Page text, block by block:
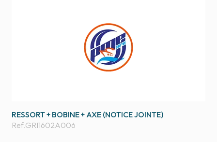
RESSORT + BOBINE + AXE (NOTICE JOINTE)
Ref.GRI1602A006